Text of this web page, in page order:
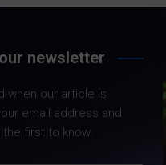
newsletter
when our article is
email address and
first to know.
Now
Nowदेहरादून।
पुष्कर सिंह धामी के
एवं राज्य सरकार की